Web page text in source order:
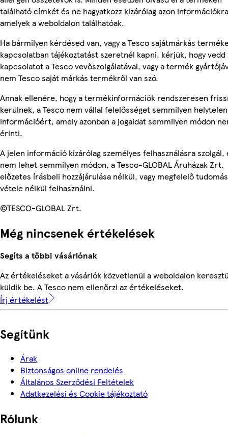
található címkét és ne hagyatkozz kizárólag azon
amelyek a weboldalon találhatóak.
Ha bármilyen kérdésed van, vagy a Tesco sajátmárkás
kapcsolatban tájékoztatást szeretnél kapni, kérjük, hogy vedd
kapcsolatot a Tesco vevőszolgálatával, vagy a termék
nem Tesco saját márkás termékről van szó.
Annak ellenére, hogy a termékinformációk rendszeresen
kerülnek, a Tesco nem vállal felelősséget semmilyen helytelen
információért, amely azonban a jogaidat semmilyen módon
érinti.
A jelen információ kizárólag személyes felhasználásra szolgál,
nem lehet semmilyen módon, a Tesco-GLOBAL Áruházak Zrt.
előzetes írásbeli hozzájárulása nélkül, vagy megfelelő
vétele nélkül felhasználni.
©TESCO-GLOBAL Zrt.
Még nincsenek értékelések
Segíts a többi vásárlónak
Az értékeléseket a vásárlók közvetlenül a weboldalon
küldik be. A Tesco nem ellenőrzi az értékeléseket.
Írj értékelést
Segítünk
Árak
Biztonságos online rendelés
Általános Szerződési Feltételek
Adatkezelési és Cookie tájékoztató
Rólunk